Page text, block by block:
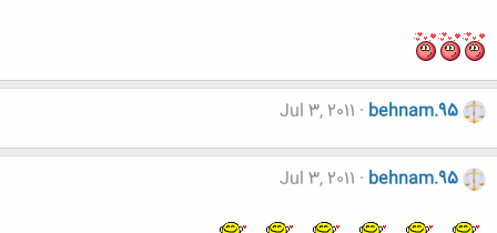
behnam.95
Jul 3, 2011
behnam.95
Jul 3, 2011